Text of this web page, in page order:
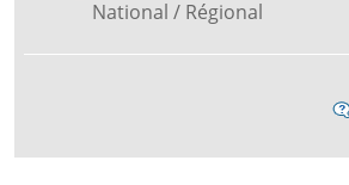
National / Régional